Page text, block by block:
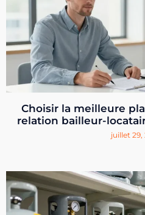
Choisir la meilleure
relation bailleur-
juillet 29,